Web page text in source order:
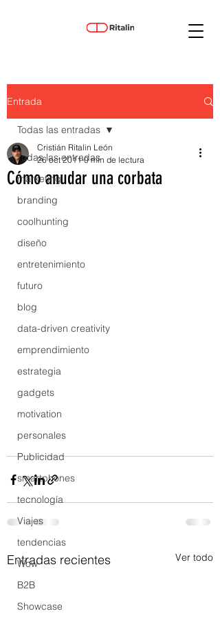
Entrada
Todas las entradas
marketing
branding
coolhunting
diseño
entretenimiento
futuro
blog
data-driven creativity
emprendimiento
estrategia
gadgets
motivation
personales
Publicidad
smartphones
tecnología
Viajes
tendencias
Wow
B2B
Showcase
Todas las entradas
Cómo anudar una corbata
Cristián Ritalin León
26 oct 2011 0 min de lectura
Entradas recientes Ver todo